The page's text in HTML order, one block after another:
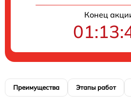
Конец
Преимущества Этапы работ